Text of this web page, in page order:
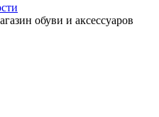
обуви и аксессуаров